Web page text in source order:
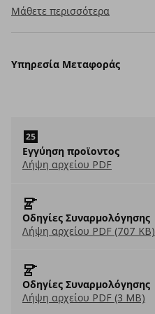
Μάθετε περισσότερα
Υπηρεσία Μεταφοράς
Εγγύηση προϊοντος
Λήψη αρχείου PDF
Οδηγίες Συναρμολόγησης
Λήψη αρχείου PDF (707 KB)
Οδηγίες Συναρμολόγησης
Λήψη αρχείου PDF (3 MB)